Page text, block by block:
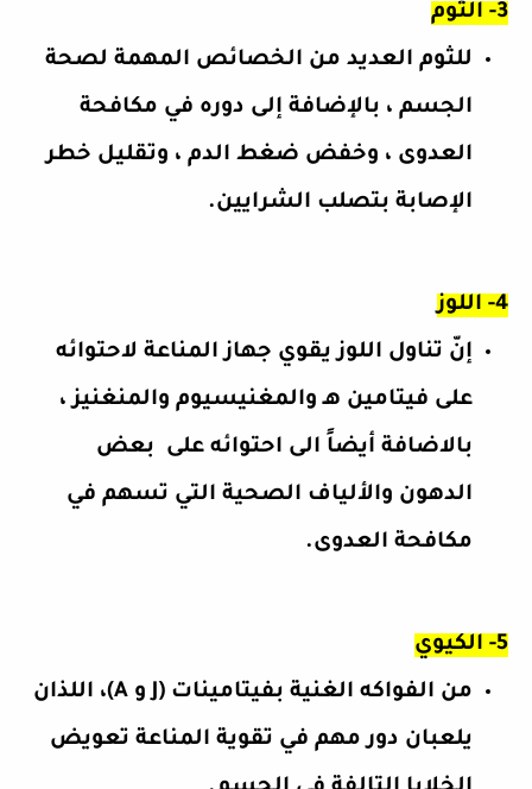
3- الثوم
للثوم العديد من الخصائص المهمة لصحة
الجسم ، بالإضافة إلى دوره في مكافحة
العدوى ، وخفض ضغط الدم ، وتقليل خطر
الإصابة بتصلب الشرايين.
4- اللوز
إنّ تناول اللوز يقوي جهاز المناعة لاحتوائه
على فيتامين هـ والمغنيسيوم والمنغنيز ،
بالاضافة أيضاً الى احتوائه على بعض
الدهون والألياف الصحية التي تسهم في
مكافحة العدوى.
5- الكيوي
من الفواكه الغنية بفيتامينات (J
و A)، اللذان
يلعبان دور مهم في تقوية المناعة تعويض